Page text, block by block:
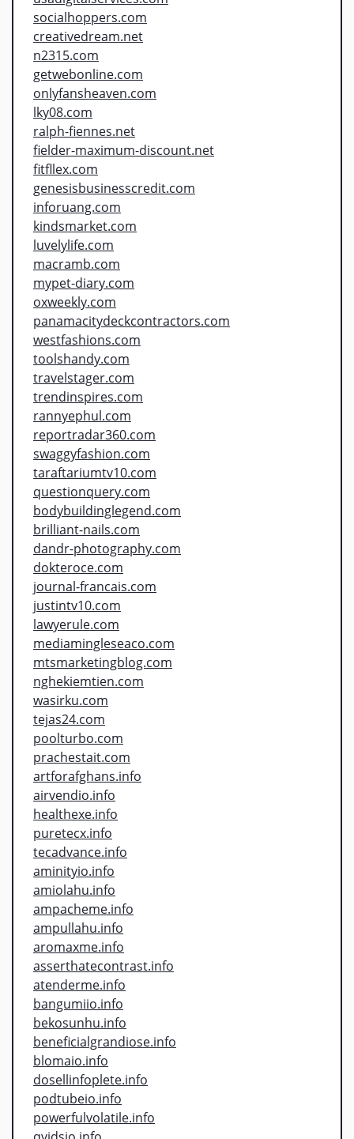
socialhoppers.com
creativedream.net
n2315.com
getwebonline.com
onlyfansheaven.com
lky08.com
ralph-fiennes.net
fielder-maximum-discount.net
fitfllex.com
genesisbusinesscredit.com
inforuang.com
kindsmarket.com
luvelylife.com
macramb.com
mypet-diary.com
oxweekly.com
panamacitydeckcontractors.com
westfashions.com
toolshandy.com
travelstager.com
trendinspires.com
rannyephul.com
reportradar360.com
swaggyfashion.com
taraftariumtv10.com
questionquery.com
bodybuildinglegend.com
brilliant-nails.com
dandr-photography.com
dokteroce.com
journal-francais.com
justintv10.com
lawyerule.com
mediamingleseaco.com
mtsmarketingblog.com
nghekiemtien.com
wasirku.com
tejas24.com
poolturbo.com
prachestait.com
artforafghans.info
airvendio.info
healthexe.info
puretecx.info
tecadvance.info
aminityio.info
amiolahu.info
ampacheme.info
ampullahu.info
aromaxme.info
asserthatecontrast.info
atenderme.info
bangumiio.info
bekosunhu.info
beneficialgrandiose.info
blomaio.info
dosellinfoplete.info
podtubeio.info
powerfulvolatile.info